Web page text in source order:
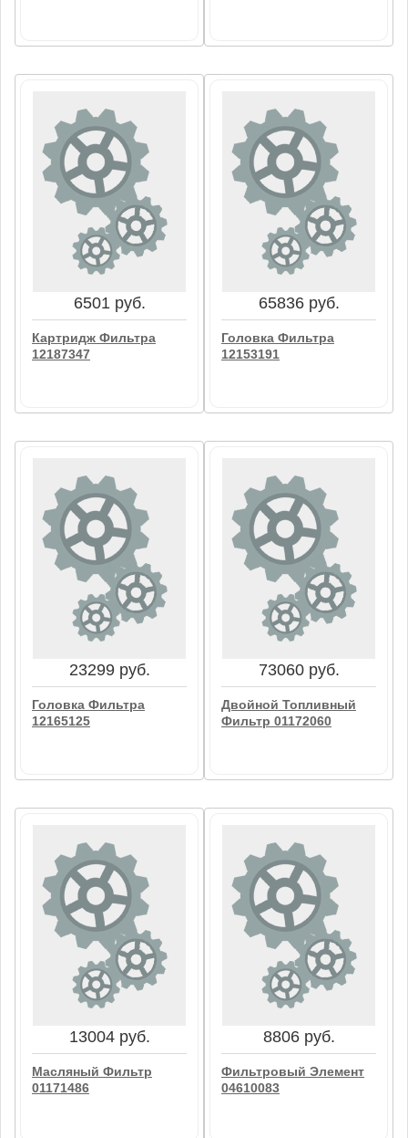
16887 руб.
Головка Фильтра
12273108
19868 руб.
Топливный Фильтр
04900187
6501 руб.
Картридж Фильтра
12187347
6501 руб.
Картридж Фильтра
12187347
65836 руб.
Головка Фильтра
12153191
65836 руб.
Головка Фильтра
12153191
23299 руб.
Головка Фильтра
12165125
23299 руб.
Головка Фильтра
12165125
73060 руб.
Двойной Топливный
Фильтр 01172060
73060 руб.
Двойной Топливный
Фильтр 01172060
13004 руб.
Масляный Фильтр
01171486
8806 руб.
Фильтровый Элемент
04610083